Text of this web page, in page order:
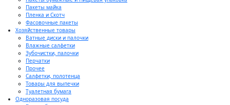
Пакеты майка
Пленка и Скотч
Фасовочные пакеты
Хозяйственные товары
Ватные диски и палочки
Влажные салфетки
Зубочистки, палочки
Перчатки
Прочее
Салфетки, полотенца
Товары для выпечки
Туалетная бумага
Одноразовая посуда